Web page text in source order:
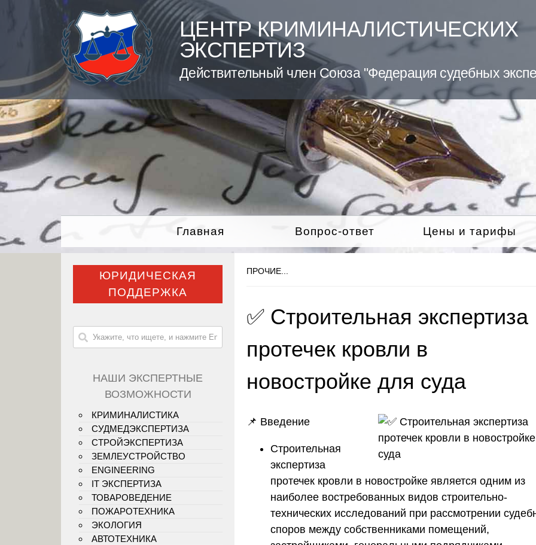
ЦЕНТР КРИМИНАЛИСТИЧЕСКИХ
ЭКСПЕРТИЗ
Действительный член Союза "Федерация судебных
Главная Вопрос-ответ Цены и тарифы
ПРОЧИЕ...
✅ Строительная экспертиза
протечек кровли в
новостройке для суда
📌 Введение
Строительная
экспертиза
протечек кровли в новостройке является одним из
наиболее востребованных видов строительно-
технических исследований при рассмотрении
споров между собственниками помещений,
ЮРИДИЧЕСКАЯ
ПОДДЕРЖКА
НАШИ ЭКСПЕРТНЫЕ
ВОЗМОЖНОСТИ
КРИМИНАЛИСТИКА
СУДМЕДЭКСПЕРТИЗА
СТРОЙЭКСПЕРТИЗА
ЗЕМЛЕУСТРОЙСТВО
ENGINEERING
IT ЭКСПЕРТИЗА
ТОВАРОВЕДЕНИЕ
ПОЖАРОТЕХНИКА
ЭКОЛОГИЯ
АВТОТЕХНИКА